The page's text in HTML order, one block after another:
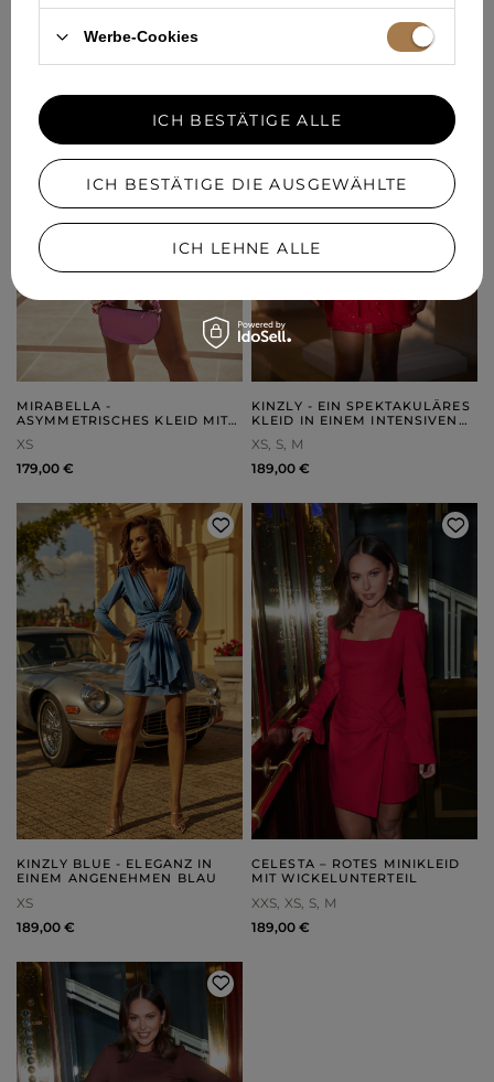
179,00 €
189,00 €
MIRABELLA -
ASYMMETRISCHES KLEID MIT
XS
179,00 €
KINZLY - EIN SPEKTAKULÄRES
KLEID IN EINEM INTENSIVEN
XS S M
189,00 €
KINZLY BLUE - ELEGANZ IN
EINEM ANGENEHMEN BLAU
XS
189,00 €
CELESTA – ROTES MINIKLEID
MIT WICKELUNTERTEIL
XXS XS S M
189,00 €
Werbe-Cookies
ICH BESTÄTIGE DIE AUSGEWÄHLTE
ICH LEHNE ALLE
ICH BESTÄTIGE ALLE